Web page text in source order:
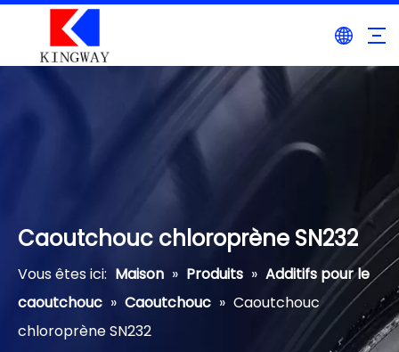
Caoutchouc chloroprène SN232
Vous êtes ici: Maison » Produits » Additifs pour le
caoutchouc » Caoutchouc » Caoutchouc
chloroprène SN232